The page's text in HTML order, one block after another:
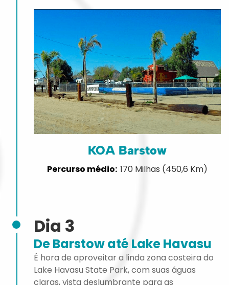
KOA Barstow
170 Milhas (450,6 Km)
Dia 3
De Barstow até Lake Havasu
É hora de aproveitar a linda zona costeira do
Lake Havasu State Park, com suas águas
claras, vista deslumbrante para as